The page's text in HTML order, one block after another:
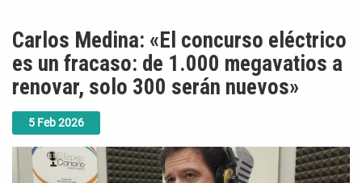
5 Feb2026
Carlos Medina: «El concurso eléctrico
es un fracaso: de 1.000 megavatios a
renovar, solo 300 serán nuevos»